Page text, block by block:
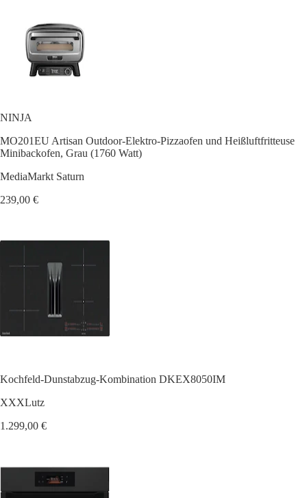
NINJA
MO201EU Artisan Outdoor-Elektro-Pizzaofen und Heißluftfritteuse
Minibackofen, Grau (1760 Watt)
MediaMarkt Saturn
239,00 €
Kochfeld-Dunstabzug-Kombination DKEX8050IM
XXXLutz
1.299,00 €